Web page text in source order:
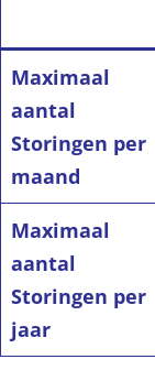
Maximaal
aantal
Storingen per
maand
Maximaal
aantal
Storingen per
jaar